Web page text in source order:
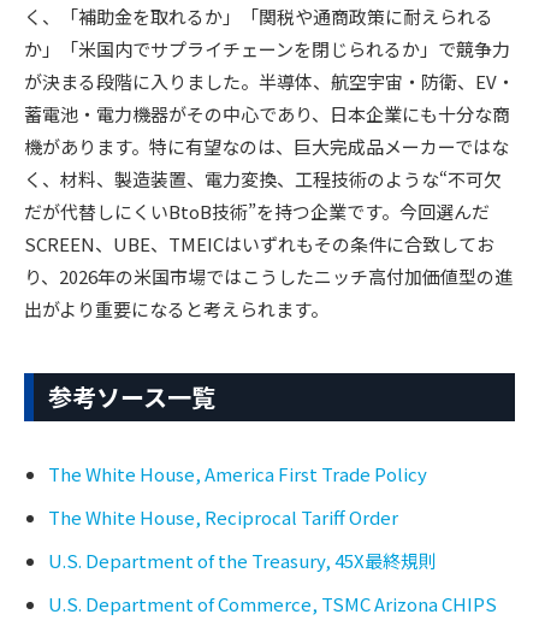
く、「補助金を取れるか」「関税や通商政策に耐えられる
か」「米国内でサプライチェーンを閉じられるか」で競争力
が決まる段階に入りました。半導体、航空宇宙・防衛、EV・
蓄電池・電力機器がその中心であり、日本企業にも十分な商
機があります。特に有望なのは、巨大完成品メーカーではな
く、材料、製造装置、電力変換、工程技術のような“不可欠
だが代替しにくいBtoB技術”を持つ企業です。今回選んだ
SCREEN、UBE、TMEICはいずれもその条件に合致してお
り、2026年の米国市場ではこうしたニッチ高付加価値型の進
出がより重要になると考えられます。
参考ソース一覧
The White House, America First Trade Policy
The White House, Reciprocal Tariff Order
U.S. Department of the Treasury, 45X最終規則
U.S. Department of Commerce, TSMC Arizona CHIPS